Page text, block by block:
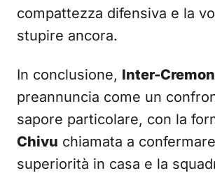
compattezza difensiva e la
stupire ancora.
In conclusione, Inter-
preannuncia come un
sapore particolare, con la
Chivu chiamata a
superiorità in casa e la